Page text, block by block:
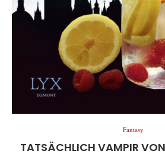
Fantasy
TATSÄCHLICH VAMPIR